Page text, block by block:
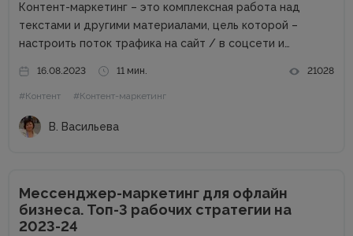
Контент-маркетинг – это комплексная работа над
текстами и другими материалами, цель которой –
настроить поток трафика на сайт / в соцсети и
маркетинге для компаний в сети много. А вот как быть
частным специалистам, которые...
16.08.2023 11 мин. 21028
#Контент #Контент-маркетинг
В. Васильева
Мессенджер-маркетинг для офлайн
бизнеса. Топ-3 рабочих стратегии на
2023-24